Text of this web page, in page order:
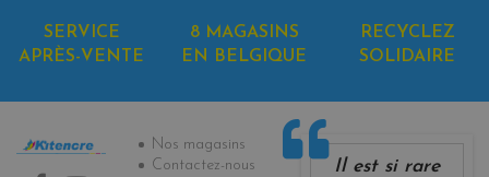
SERVICE
APRÈS-VENTE
8 MAGASINS
EN BELGIQUE
RECYCLEZ
SOLIDAIRE
Informations
Nos magasins
Contactez-nous
Il est si rare